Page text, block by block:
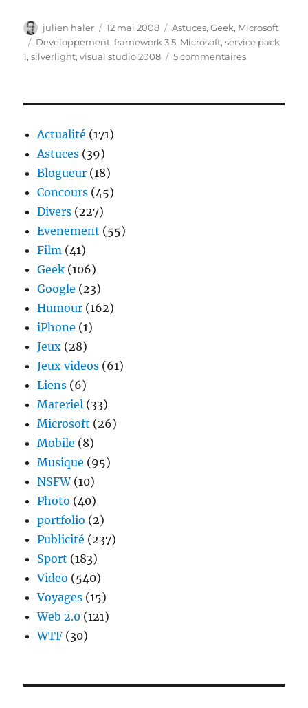
Auteur
julien haler
Publié
le
12 mai 2008 Catégories
Astuces,Geek, Microsoft
Étiquettes
Developpement,framework 3.5, Microsoft,service pack
1,silverlight,visual studio 2008 5 commentairessur
Actualité (171)
Astuces (39)
Blogueur (18)
Concours (45)
Divers (227)
Evenement (55)
Film (41)
Geek (106)
Google (23)
Humour (162)
iPhone (1)
Jeux (28)
Jeux videos (61)
Liens (6)
Materiel (33)
Microsoft (26)
Mobile (8)
Musique (95)
NSFW(10)
Photo (40)
portfolio (2)
Publicité (237)
Sport (183)
Video (540)
Voyages (15)
Web 2.0 (121)
WTF (30)